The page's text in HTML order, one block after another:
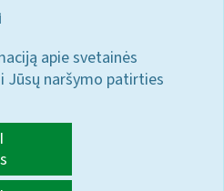
apie svetainės
Jūsų naršymo patirties